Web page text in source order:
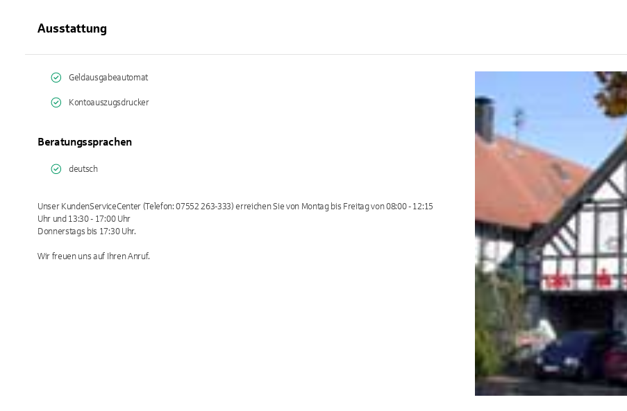
Ausstattung
Geldausgabeautomat
Kontoauszugsdrucker
Beratungssprachen
deutsch
Unser KundenServiceCenter (Telefon: 07552 263-333) erreichen Sie von Montag bis Freitag von 08:00 - 12:15
Uhr und 13:30 - 17:00 Uhr
Donnerstags bis 17:30 Uhr.
Wir freuen uns auf Ihren Anruf.